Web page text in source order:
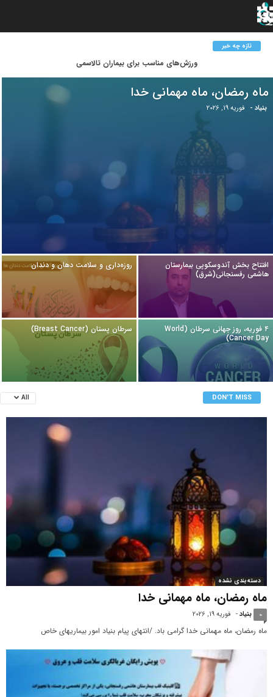
تازه چه خبر
مشکلات گوارشی بیماران در حین درمان سرطان
ماه رمضان، ماه مهمانی خدا
بنیاد - فوریه 19, 2026
روزه‌داری و سلامت دهان و دندان افتتاح بخش آندوسکوپی بیمارستان
هاشمی رفسنجانی(شرق)
سرطان پستان (Breast Cancer) ۴ فوریه، روز جهانی سرطان (World
Cancer Day)
DON'T MISS
All
دسته‌بندی نشده
ماه رمضان، ماه مهمانی خدا
بنیاد- فوریه 19, 2026 0
ماه رمضان، ماه مهمانی خدا گرامی باد. /انتهای پیام بنیاد امور بیماریهای خاص